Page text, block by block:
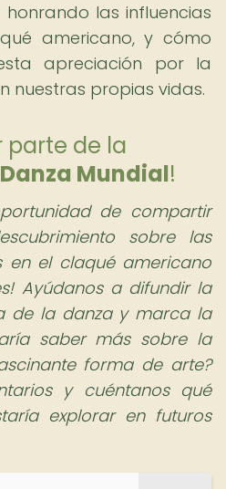
las influencias
americano, y cómo
apreciación por la
nuestras propias vidas.
parte de la
Danza Mundial!
de compartir
sobre las
en el claqué americano
Ayúdanos a difundir la
de la danza y marca la
saber más sobre la
forma de arte?
y cuéntanos qué
explorar en futuros